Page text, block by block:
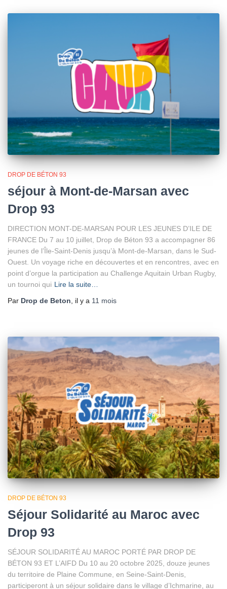
DROP DE BÉTON 93
séjour à Mont-de-Marsan avec
Drop 93
DIRECTION MONT-DE-MARSAN POUR LES JEUNES D’ILE DE
FRANCE Du 7 au 10 juillet, Drop de Béton 93 a accompagner 86
jeunes de l’Île-Saint-Denis jusqu’à Mont-de-Marsan, dans le Sud-
Ouest. Un voyage riche en découvertes et en rencontres, avec en
point d’orgue la participation au Challenge Aquitain Urban Rugby,
un tournoi qui Lire la suite…
Par Drop de Beton , il y a 11 mois
DROP DE BÉTON 93
Séjour Solidarité au Maroc avec
Drop 93
SÉJOUR SOLIDARITÉ AU MAROC PORTÉ PAR DROP DE
BÉTON 93 ET L’AIFD Du 10 au 20 octobre 2025, douze jeunes
du territoire de Plaine Commune, en Seine-Saint-Denis,
participeront à un séjour solidaire dans le village d’Ichmarine, au